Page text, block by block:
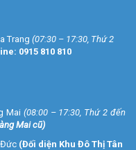
Trang (07:30 – 17:30, Thứ 2
0915 810 810
Mai (08:00 – 17:30, Thứ 2 đến
Mai cũ)
Đức (Đối diện Khu Đô Thị Tân